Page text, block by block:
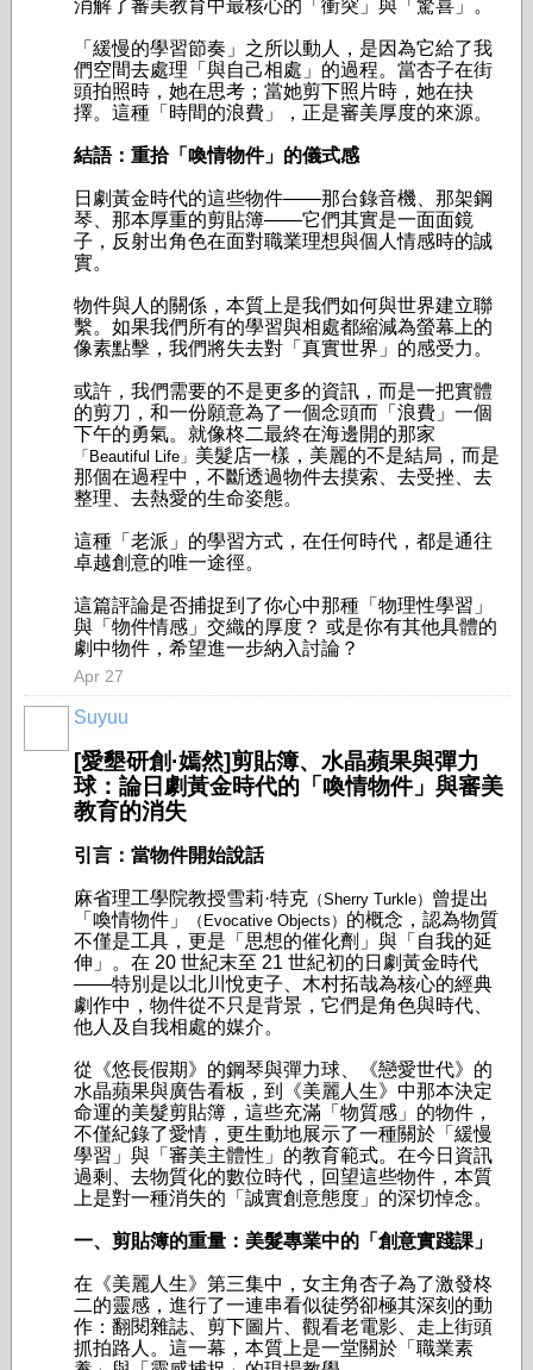
消解了審美教育中最核心的「衝突」與「驚喜」。
「緩慢的學習節奏」之所以動人，是因為它給了我
們空間去處理「與自己相處」的過程。當杏子在街
頭拍照時，她在思考；當她剪下照片時，她在抉
擇。這種「時間的浪費」，正是審美厚度的來源。
結語：重拾「喚情物件」的儀式感
日劇黃金時代的這些物件——那台錄音機、那架鋼
琴、那本厚重的剪貼簿——它們其實是一面面鏡
子，反射出角色在面對職業理想與個人情感時的誠
實。
物件與人的關係，本質上是我們如何與世界建立聯
繫。如果我們所有的學習與相處都縮減為螢幕上的
像素點擊，我們將失去對「真實世界」的感受力。
或許，我們需要的不是更多的資訊，而是一把實體
的剪刀，和一份願意為了一個念頭而「浪費」一個
下午的勇氣。就像柊二最終在海邊開的那家
「Beautiful Life」 美髮店一樣，美麗的不是結局，而是
那個在過程中，不斷透過物件去摸索、去受挫、去
整理、去熱愛的生命姿態。
這種「老派」的學習方式，在任何時代，都是通往
卓越創意的唯一途徑。
這篇評論是否捕捉到了你心中那種「物理性學習」
與「物件情感」交織的厚度？ 或是你有其他具體的
劇中物件，希望進一步納入討論？
Apr 27
Suyuu
[愛墾研創·嫣然]剪貼簿、水晶蘋果與彈力
球：論日劇黃金時代的「喚情物件」與審美
教育的消失
引言：當物件開始說話
麻省理工學院教授雪莉·特克 （Sherry Turkle） 曾提出
「喚情物件」
（Evocative Objects） 的概念，認為物質
不僅是工具，更是「思想的催化劑」與「自我的延
伸」。在 20 世紀末至 21 世紀初的日劇黃金時代
——特別是以北川悅吏子、木村拓哉為核心的經典
劇作中，物件從不只是背景，它們是角色與時代、
他人及自我相處的媒介。
從《悠長假期》的鋼琴與彈力球、《戀愛世代》的
水晶蘋果與廣告看板，到《美麗人生》中那本決定
命運的美髮剪貼簿，這些充滿「物質感」的物件，
不僅紀錄了愛情，更生動地展示了一種關於「緩慢
學習」與「審美主體性」的教育範式。在今日資訊
過剩、去物質化的數位時代，回望這些物件，本質
上是對一種消失的「誠實創意態度」的深切悼念。
一、剪貼簿的重量：美髮專業中的「創意實踐課」
在《美麗人生》第三集中，女主角杏子為了激發柊
二的靈感，進行了一連串看似徒勞卻極其深刻的動
作：翻閱雜誌、剪下圖片、觀看老電影、走上街頭
抓拍路人。這一幕，本質上是一堂關於「職業素